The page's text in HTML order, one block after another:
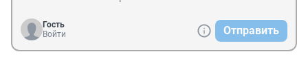
Гость
Войти
Отправить